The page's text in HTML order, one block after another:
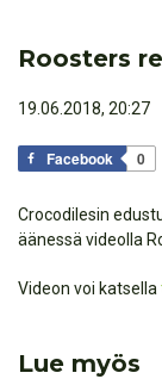
Roosters
19.06.2018, 20:27
Facebook 0
Crocodilesin
äänessä videolla
Videon voi katsella
Lue myös